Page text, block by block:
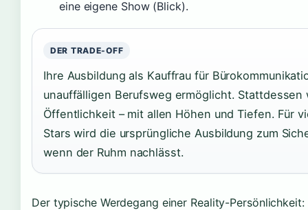
eine eigene Show (Blick).
DER TRADE-OFF
Ihre Ausbildung als Kauffrau für
unauffälligen Berufsweg ermöglicht. Stattdessen
Öffentlichkeit – mit allen Höhen und Tiefen. Für
Stars wird die ursprüngliche Ausbildung zum
wenn der Ruhm nachlässt.
Der typische Werdegang einer Reality-Persönlichkeit: